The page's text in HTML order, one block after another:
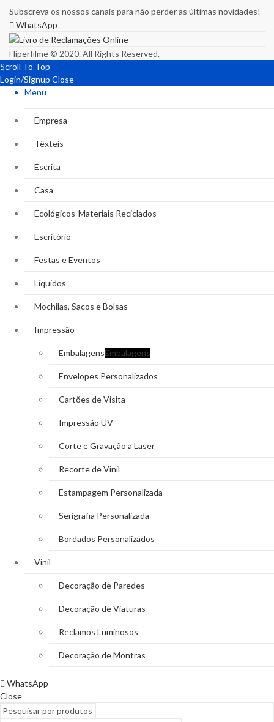
Subscreva os nossos canais para não perder as últimas novidades!
WhatsApp
Hiperfilme © 2020. All Rights Reserved.
Scroll To Top
Login/Signup Close
Menu
Empresa
Têxteis
Escrita
Casa
Ecológicos-Materiais Reciclados
Escritório
Festas e Eventos
Líquidos
Mochilas, Sacos e Bolsas
Impressão
EmbalagensEmbalagens
Envelopes Personalizados
Cartões de Visita
Impressão UV
Corte e Gravação a Laser
Recorte de Vinil
Estampagem Personalizada
Serigrafia Personalizada
Bordados Personalizados
Vinil
Decoração de Paredes
Decoração de Viaturas
Reclamos Luminosos
Decoração de Montras
WhatsApp
Close